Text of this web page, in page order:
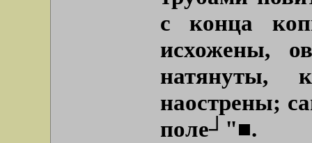
с конца
исхожены,
натянуты,
наострены;
поле┘"■.